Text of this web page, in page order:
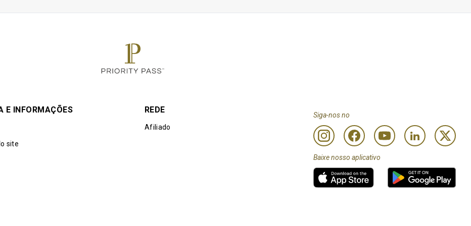
qualquer outro tipo de tratamento de massagem não incluído acima
its Affiliates Companies shall not be liable should the offer value be less than Customers
Customers who pay for lounge and guest visits are advised to review programme
E INFORMAÇÕES
site
REDE
Afiliado
Siga-nos no
Baixe nosso aplicativo